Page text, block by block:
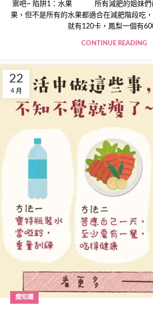
案吧~ 陷阱1：水果 所有減肥的姐妹們
果，但不是所有的水果都適合在減肥階段吃
就有120卡，鳳梨一個有
CONTINUE READING
22
4 月
瘦知識